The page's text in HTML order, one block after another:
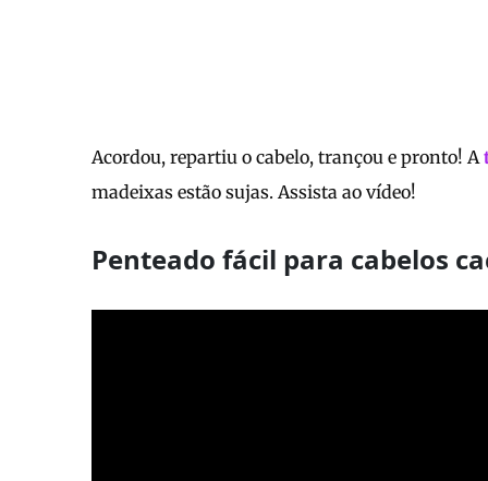
Acordou, repartiu o cabelo, trançou e pronto! A
madeixas estão sujas. Assista ao vídeo!
Penteado fácil para cabelos